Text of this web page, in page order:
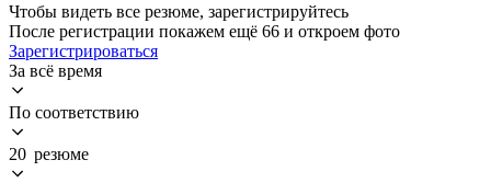
Чтобы видеть все резюме, зарегистрируйтесь
После регистрации покажем ещё 66 и откроем фото
Зарегистрироваться
За всё время
По соответствию
20 резюме